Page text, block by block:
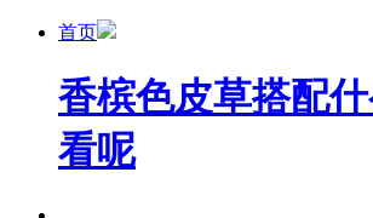
首页
香槟色皮草搭配
看呢